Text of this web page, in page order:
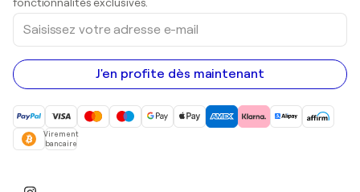
Saisissez
votre
adresse
e-
mail
J'en profite dès maintenant
Virement
bancaire